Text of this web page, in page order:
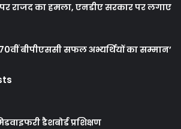
राजद का हमला, एनडीए सरकार पर लगाए
बीपीएससी सफल अभ्यर्थियों का सम्मान’
डैशबोर्ड प्रशिक्षण